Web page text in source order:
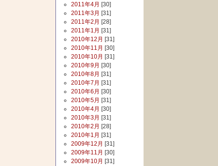
2011年4月 [30]
2011年3月 [31]
2011年2月 [28]
2011年1月 [31]
2010年12月 [31]
2010年11月 [30]
2010年10月 [31]
2010年9月 [30]
2010年8月 [31]
2010年7月 [31]
2010年6月 [30]
2010年5月 [31]
2010年4月 [30]
2010年3月 [31]
2010年2月 [28]
2010年1月 [31]
2009年12月 [31]
2009年11月 [30]
2009年10月 [31]